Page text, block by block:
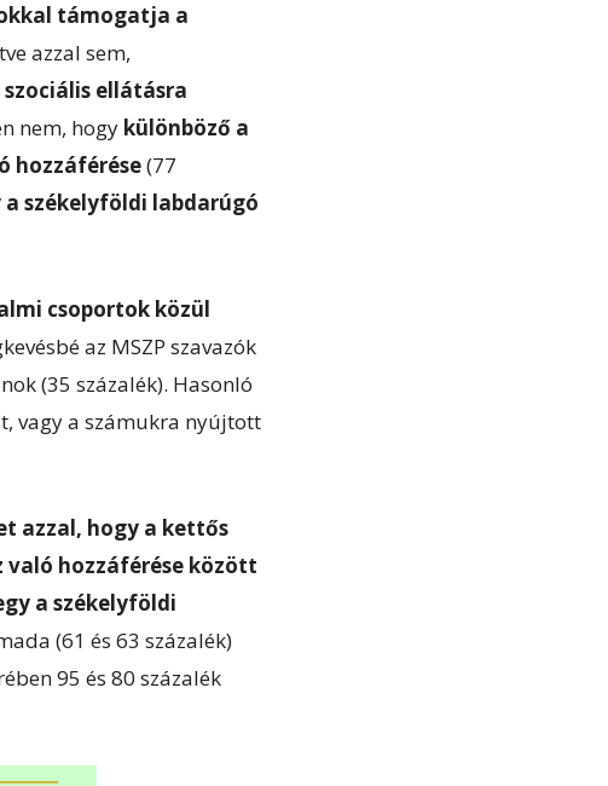
támogatja a
azzal sem,
szociális ellátásra
nem, hogy különböző a
hozzáférése(77
székelyföldi labdarúgó
csoportok közül
az MSZP szavazók
(35 százalék). Hasonló
vagy a számukra nyújtott
azzal, hogy a kettős
való hozzáférése között
a székelyföldi
(61 és 63 százalék)
95 és 80 százalék